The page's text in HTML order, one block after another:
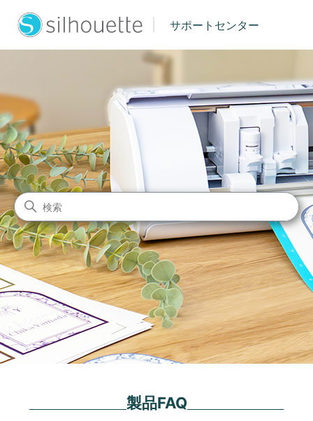
サポートセンター
シルエットジャパン サポート
検索
製品FAQ